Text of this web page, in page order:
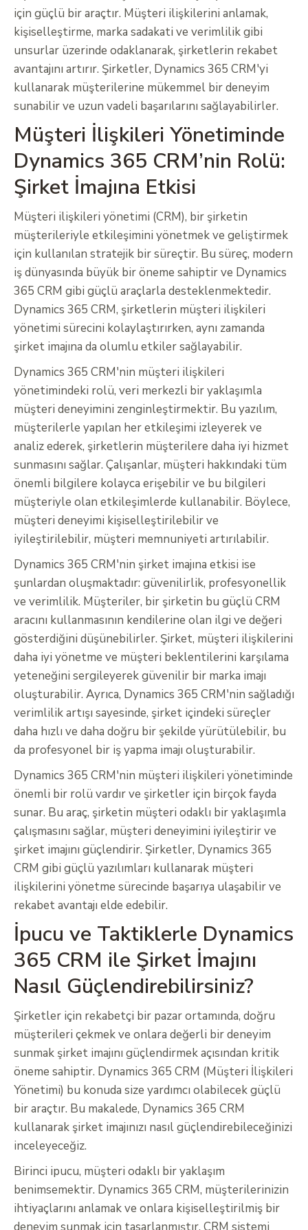
için güçlü bir araçtır. Müşteri ilişkilerini anlamak,
kişiselleştirme, marka sadakati ve verimlilik gibi
unsurlar üzerinde odaklanarak, şirketlerin rekabet
avantajını artırır. Şirketler, Dynamics 365 CRM'yi
kullanarak müşterilerine mükemmel bir deneyim
sunabilir ve uzun vadeli başarılarını sağlayabilirler.
Müşteri İlişkileri Yönetiminde
Dynamics 365 CRM’nin Rolü:
Şirket İmajına Etkisi
Müşteri ilişkileri yönetimi (CRM), bir şirketin
müşterileriyle etkileşimini yönetmek ve geliştirmek
için kullanılan stratejik bir süreçtir. Bu süreç, modern
iş dünyasında büyük bir öneme sahiptir ve Dynamics
365 CRM gibi güçlü araçlarla desteklenmektedir.
Dynamics 365 CRM, şirketlerin müşteri ilişkileri
yönetimi sürecini kolaylaştırırken, aynı zamanda
şirket imajına da olumlu etkiler sağlayabilir.
Dynamics 365 CRM'nin müşteri ilişkileri
yönetimindeki rolü, veri merkezli bir yaklaşımla
müşteri deneyimini zenginleştirmektir. Bu yazılım,
müşterilerle yapılan her etkileşimi izleyerek ve
analiz ederek, şirketlerin müşterilere daha iyi hizmet
sunmasını sağlar. Çalışanlar, müşteri hakkındaki tüm
önemli bilgilere kolayca erişebilir ve bu bilgileri
müşteriyle olan etkileşimlerde kullanabilir. Böylece,
müşteri deneyimi kişiselleştirilebilir ve
iyileştirilebilir, müşteri memnuniyeti artırılabilir.
Dynamics 365 CRM'nin şirket imajına etkisi ise
şunlardan oluşmaktadır: güvenilirlik, profesyonellik
ve verimlilik. Müşteriler, bir şirketin bu güçlü CRM
aracını kullanmasının kendilerine olan ilgi ve değeri
gösterdiğini düşünebilirler. Şirket, müşteri ilişkilerini
daha iyi yönetme ve müşteri beklentilerini karşılama
yeteneğini sergileyerek güvenilir bir marka imajı
oluşturabilir. Ayrıca, Dynamics 365 CRM'nin sağladığı
verimlilik artışı sayesinde, şirket içindeki süreçler
daha hızlı ve daha doğru bir şekilde yürütülebilir, bu
da profesyonel bir iş yapma imajı oluşturabilir.
Dynamics 365 CRM'nin müşteri ilişkileri yönetiminde
önemli bir rolü vardır ve şirketler için birçok fayda
sunar. Bu araç, şirketin müşteri odaklı bir yaklaşımla
çalışmasını sağlar, müşteri deneyimini iyileştirir ve
şirket imajını güçlendirir. Şirketler, Dynamics 365
CRM gibi güçlü yazılımları kullanarak müşteri
ilişkilerini yönetme sürecinde başarıya ulaşabilir ve
rekabet avantajı elde edebilir.
İpucu ve Taktiklerle Dynamics
365 CRM ile Şirket İmajını
Nasıl Güçlendirebilirsiniz?
Şirketler için rekabetçi bir pazar ortamında, doğru
müşterileri çekmek ve onlara değerli bir deneyim
sunmak şirket imajını güçlendirmek açısından kritik
öneme sahiptir. Dynamics 365 CRM (Müşteri İlişkileri
Yönetimi) bu konuda size yardımcı olabilecek güçlü
bir araçtır. Bu makalede, Dynamics 365 CRM
kullanarak şirket imajınızı nasıl güçlendirebileceğinizi
inceleyeceğiz.
Birinci ipucu, müşteri odaklı bir yaklaşım
benimsemektir. Dynamics 365 CRM, müşterilerinizin
ihtiyaçlarını anlamak ve onlara kişiselleştirilmiş bir